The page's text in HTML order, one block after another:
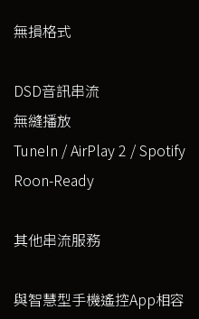
無損格式
DSD音訊串流
無縫播放
TuneIn / AirPlay 2 / Spotify
Roon-Ready
其他串流服務
與智慧型手機遙控App相容